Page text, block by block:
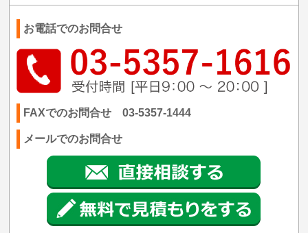
お電話でのお問合せ
FAXでのお問合せ 03-5357-1444
メールでのお問合せ